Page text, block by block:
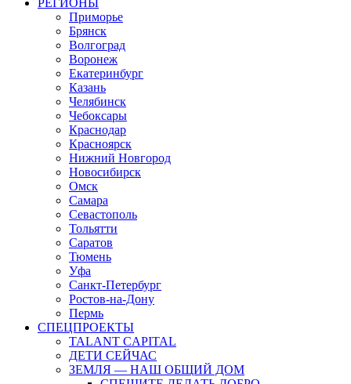
РЕГИОНЫ
Приморье
Брянск
Волгоград
Воронеж
Екатеринбург
Казань
Челябинск
Чебоксары
Краснодар
Красноярск
Нижний Новгород
Новосибирск
Омск
Самара
Севастополь
Тольятти
Саратов
Тюмень
Уфа
Санкт-Петербург
Ростов-на-Дону
Пермь
СПЕЦПРОЕКТЫ
TALANT CAPITAL
ДЕТИ СЕЙЧАС
ЗЕМЛЯ — НАШ ОБЩИЙ ДОМ